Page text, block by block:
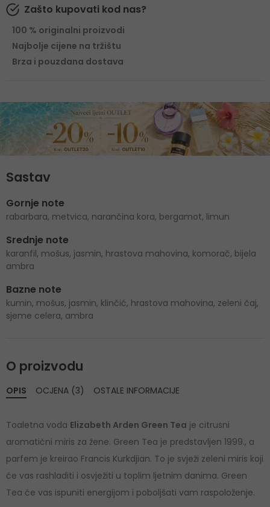
Zašto kupovati kod nas?
100 % originalni proizvodi
Najbolje cijene na tržištu
Brza i pouzdana dostava
Sastav
Gornje note
rabarbara, metvica, narančina kora, bergamot, limun
Srednje note
karanfil, mošus, jasmin, hrastova mahovina, komorač, bijela
ambra
Bazne note
kumin, mošus, jasmin, klinčić, hrastova mahovina, zeleni čaj,
sjeme celera, ambra
O proizvodu
OPIS
Toaletna voda Elizabeth Arden Green Tea je citrusni
aromatični miris za žene. Green Tea je predstavljen 1999., a
parfem je kreirao Francis Kurkdjian. To je svježi zeleni miris koji
će vas rashladiti i osvježiti u toplim ljetnim danima. Green
Tea će vas ispuniti energijom i poboljšati vam raspoloženje.
OCJENA (3) OSTALE INFORMACIJE